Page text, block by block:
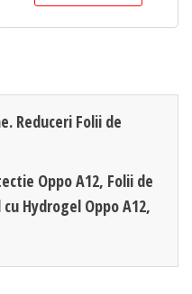
Reduceri Folii de
Oppo A12, Folii de
Hydrogel Oppo A12,